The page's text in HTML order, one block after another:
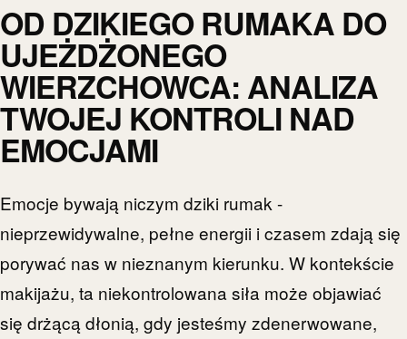
OD DZIKIEGO RUMAKA DO
UJEŻDŻONEGO
WIERZCHOWCA: ANALIZA
TWOJEJ KONTROLI NAD
EMOCJAMI
Emocje bywają niczym dziki rumak -
nieprzewidywalne, pełne energii i czasem zdają się
porywać nas w nieznanym kierunku. W kontekście
makijażu, ta niekontrolowana siła może objawiać
się drżącą dłonią, gdy jesteśmy zdenerwowane,